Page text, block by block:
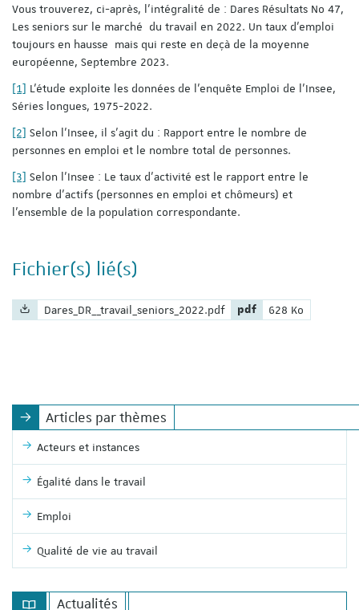
Vous trouverez, ci-après, l’intégralité de : Dares Résultats No 47,
Les seniors sur le marché du travail en 2022. Un taux d’emploi
toujours en hausse mais qui reste en deçà de la moyenne
européenne, Septembre 2023.
[1] L’étude exploite les données de l’enquête Emploi de l’Insee,
Séries longues, 1975-2022.
[2] Selon l’Insee, il s’agit du : Rapport entre le nombre de
personnes en emploi et le nombre total de personnes.
[3] Selon l’Insee : Le taux d'activité est le rapport entre le
nombre d'actifs (personnes en emploi et chômeurs) et
l'ensemble de la population correspondante.
Fichier(s) lié(s)
Nom du fichier :
Dares_DR__travail_seniors_2022.pdf Extension du fichier :
pdf Poids du fichier :
628 Ko
Articles par thèmes
Acteurs et instances
Égalité dans le travail
Emploi
Qualité de vie au travail
Actualités